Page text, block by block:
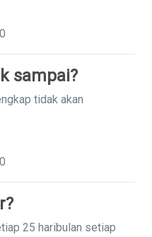
sampai?
tidak akan
25 haribulan setiap